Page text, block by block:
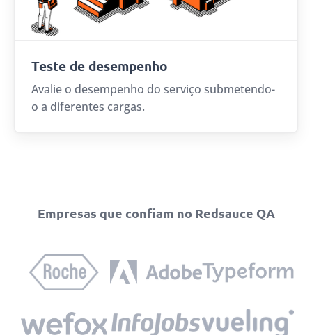
Teste de desempenho
Avalie o desempenho do serviço submetendo-
o a diferentes cargas.
Empresas que confiam no Redsauce QA